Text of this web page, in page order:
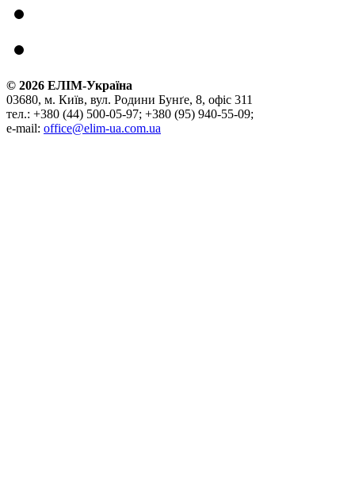
© 2026 ЕЛІМ-Україна
03680, м. Київ, вул. Родини Бунґе, 8, офіс 311
тел.: +380 (44) 500-05-97; +380 (95) 940-55-09;
e-mail: office@elim-ua.com.ua